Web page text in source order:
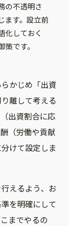
の不透明さ
ます。設立前
化しておく
です。
かじめ「出資
離して考える
出資割合に応
（労働や貢献
けて設定しま
えるよう、お
を明確にして
までやるの